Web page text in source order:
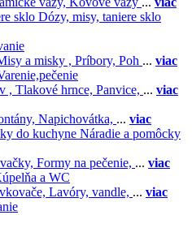
Dózy, misy, taniere sklo
a misky , Príbory, Poh ... viac
, Tlakové hrnce, Panvice, ... viac
Napichovátka, ... viac
Náradie a pomôcky
Formy na pečenie, ... viac
a WC
Lavóry, vandle, ... viac